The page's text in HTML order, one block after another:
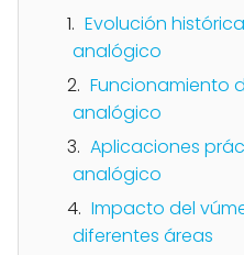
Evolución
analógico
Funcionamiento
analógico
Aplicaciones
analógico
Impacto del
diferentes áreas